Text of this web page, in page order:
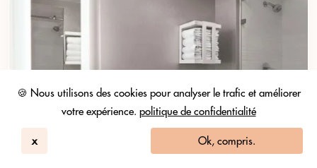
🍪 Nous utilisons des cookies pour analyser le trafic et améliorer
votre expérience. politique de confidentialité
x Ok, compris.